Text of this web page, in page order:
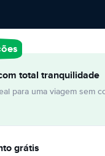
total tranquilidade
para uma viagem sem
grátis